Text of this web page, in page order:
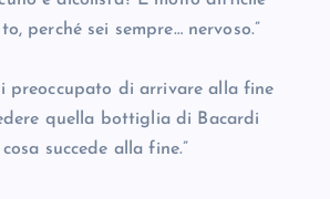
perché sei sempre… nervoso.”
preoccupato di arrivare alla fine
quella bottiglia di Bacardi
succede alla fine.”